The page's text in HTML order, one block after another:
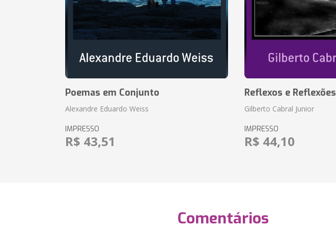
Poemas em Conjunto
Alexandre Eduardo Weiss
IMPRESSO
R$ 43,51
Reflexos e Reflexões
Gilberto Cabral Junior
IMPRESSO
R$ 44,10
Comentários